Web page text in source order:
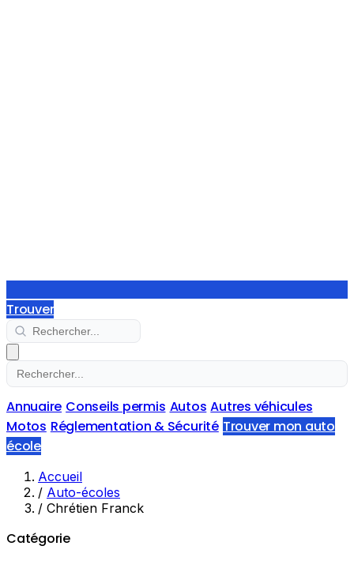
Trouver
Annuaire Conseils permis Autos Autres véhicules
Motos Réglementation & Sécurité Trouver mon auto
école
Accueil
/ Auto-écoles
/ Chrétien Franck
Catégorie